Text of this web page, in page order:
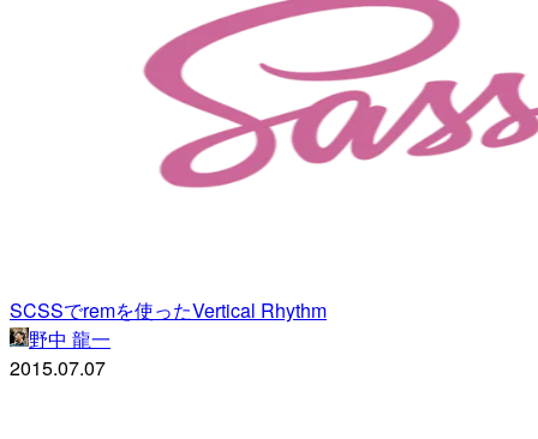
SCSSでremを使ったVertical Rhythm
野中 龍一
2015.07.07